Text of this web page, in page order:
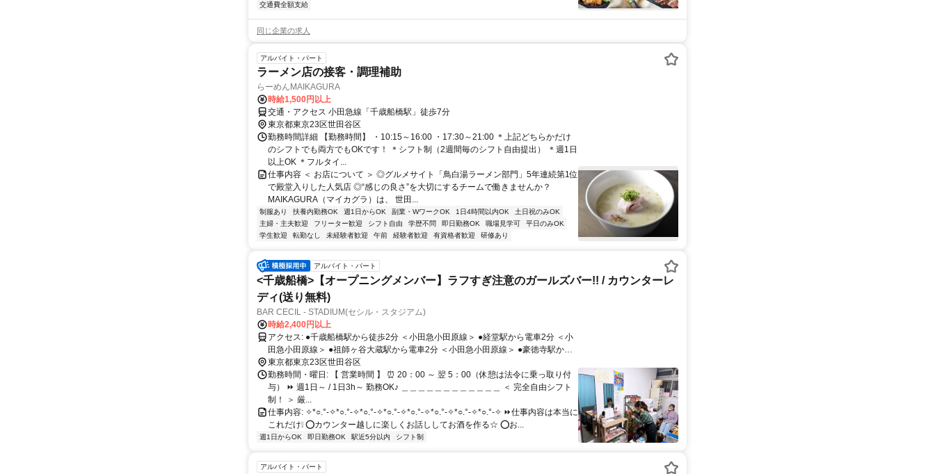
交通費全額支給
同じ企業の求人
アルバイト・パート
ラーメン店の接客・調理補助
らーめんMAIKAGURA
時給1,500円以上
交通・アクセス 小田急線「千歳船橋駅」徒歩7分
東京都東京23区世田谷区
勤務時間詳細 【勤務時間】 ・10:15～16:00 ・17:30～21:00 ＊上記どちらかだけ
のシフトでも両方でもOKです！ ＊シフト制（2週間毎のシフト自由提出） ＊週1日
以上OK ＊フルタイ...
仕事内容 ＜ お店について ＞ ◎グルメサイト「鳥白湯ラーメン部門」5年連続第1位
で殿堂入りした人気店 ◎“感じの良さ”を大切にするチームで働きませんか？
MAIKAGURA（マイカグラ）は、 世田...
制服あり 扶養内勤務OK 週1日からOK 副業・WワークOK 1日4時間以内OK
土日祝のみOK
主婦・主夫歓迎
フリーター歓迎 シフト自由 学歴不問 即日勤務OK 職場見学可
平日のみOK
学生歓迎
転勤なし 未経験者歓迎 午前 経験者歓迎 有資格者歓迎 研修あり
アルバイト・パート
<千歳船橋>【オープニングメンバー】ラフすぎ注意のガールズバー!! / カウンターレ
ディ(送り無料)
BAR CECIL - STADIUM(セシル・スタジアム)
時給2,400円以上
アクセス: ●千歳船橋駅から徒歩2分 ＜小田急小田原線＞ ●経堂駅から電車2分 ＜小
田急小田原線＞ ●祖師ヶ谷大蔵駅から電車2分 ＜小田急小田原線＞ ●豪徳寺駅から
電車4分 ＜小田急小田原線＞ ＜東急世田谷線＞ ●下北沢駅から電車8分 ＜小田急小
田原線＞ ＜京王井の頭線＞ =================================
東京都東京23区世田谷区
勤務時間・曜日: 【 営業時間 】 ⏰ 20：00 ～ 翌 5：00（休憩は法令に乗っ取り付
与） ⏩ 週1日～ / 1日3h～ 勤務OK♪ ＿＿＿＿＿＿＿＿＿＿＿＿ ＜ 完全自由シフト
制！ ＞ 厳...
仕事内容: ✧*○.°-✧*○.°-✧*○.°-✧*○.°-✧*○.°-✧*○.°-✧*○.°-✧*○.°-✧ ⏩仕事内容は本当に
これだけ❕ ⭕カウンター越しに楽しくお話ししてお酒を作る☆ ⭕お...
週1日からOK 即日勤務OK 駅近5分以内 シフト制
アルバイト・パート